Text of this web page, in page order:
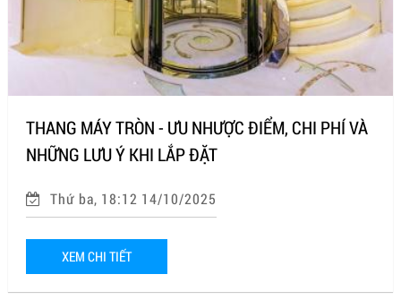
THANG MÁY TRÒN - ƯU NHƯỢC ĐIỂM, CHI PHÍ VÀ
NHỮNG LƯU Ý KHI LẮP ĐẶT
Thứ ba, 18:12 14/10/2025
XEM CHI TIẾT